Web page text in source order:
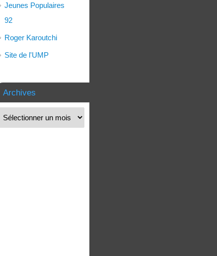
Jeunes Populaires
92
Roger Karoutchi
Site de l'UMP
Archives